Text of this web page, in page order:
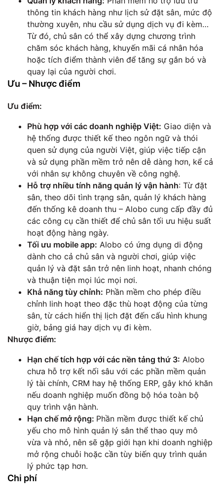
thông tin khách hàng như lịch sử đặt sân, mức độ
thường xuyên, nhu cầu sử dụng dịch vụ đi kèm…
Từ đó, chủ sân có thể xây dựng chương trình
chăm sóc khách hàng, khuyến mãi cá nhân hóa
hoặc tích điểm thành viên để tăng sự gắn bó và
quay lại của người chơi.
Ưu – Nhược điểm
Ưu điểm:
Phù hợp với các doanh nghiệp Việt: Giao diện và
hệ thống được thiết kế theo ngôn ngữ và thói
quen sử dụng của người Việt, giúp việc tiếp cận
và sử dụng phần mềm trở nên dễ dàng hơn, kể cả
với nhân sự không chuyên về công nghệ.
Hỗ trợ nhiều tính năng quản lý vận hành: Từ đặt
sân, theo dõi tình trạng sân, quản lý khách hàng
đến thống kê doanh thu – Alobo cung cấp đầy đủ
các công cụ cần thiết để chủ sân tối ưu hiệu suất
hoạt động hàng ngày.
Tối ưu mobile app: Alobo có ứng dụng di động
dành cho cả chủ sân và người chơi, giúp việc
quản lý và đặt sân trở nên linh hoạt, nhanh chóng
và thuận tiện mọi lúc mọi nơi.
Khả năng tùy chỉnh: Phần mềm cho phép điều
chỉnh linh hoạt theo đặc thù hoạt động của từng
sân, từ cách hiển thị lịch đặt đến cấu hình khung
giờ, bảng giá hay dịch vụ đi kèm.
Nhược điểm:
Hạn chế tích hợp với các nền tảng thứ 3: Alobo
chưa hỗ trợ kết nối sâu với các phần mềm quản
lý tài chính, CRM hay hệ thống ERP, gây khó khăn
nếu doanh nghiệp muốn đồng bộ hóa toàn bộ
quy trình vận hành.
Hạn chế mở rộng: Phần mềm được thiết kế chủ
yếu cho mô hình quản lý sân thể thao quy mô
vừa và nhỏ, nên sẽ gặp giới hạn khi doanh nghiệp
mở rộng chuỗi hoặc cần tùy biến quy trình quản
lý phức tạp hơn.
Chi phí